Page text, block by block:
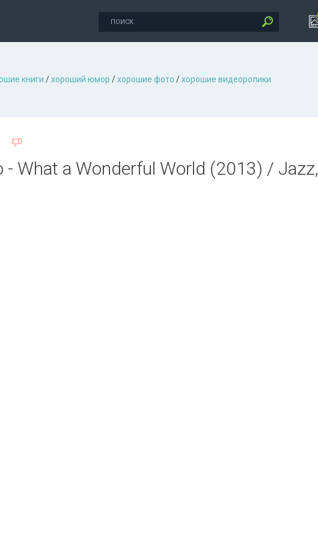
книги /хороший юмор /хорошие фото /хорошие видеоролики
- What a Wonderful World (2013) / Jazz,